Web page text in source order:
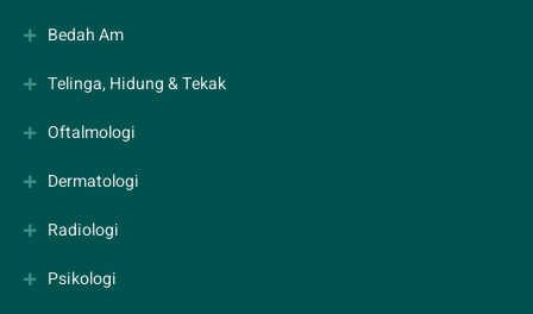
Bedah Am
Telinga, Hidung & Tekak
Oftalmologi
Dermatologi
Radiologi
Psikologi